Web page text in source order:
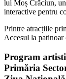
lui Moș Crăciun,
interactive pentru
Printre atracțiile
Accesul la patinoar
Program
Primăria